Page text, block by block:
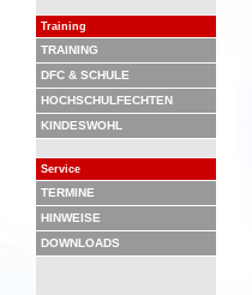
Training
TRAINING
DFC & SCHULE
HOCHSCHULFECHTEN
KINDESWOHL
Service
TERMINE
HINWEISE
DOWNLOADS